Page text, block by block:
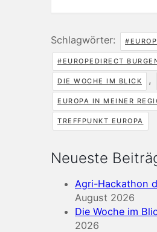
Schlagwörter:
#EUROPEDIRECT
DIE WOCHE IM BLICK ,
EUROPA IN MEINER
TREFFPUNKT EUROPA
Neueste
Agri-Hackathon
August 2026
Die Woche im
2026